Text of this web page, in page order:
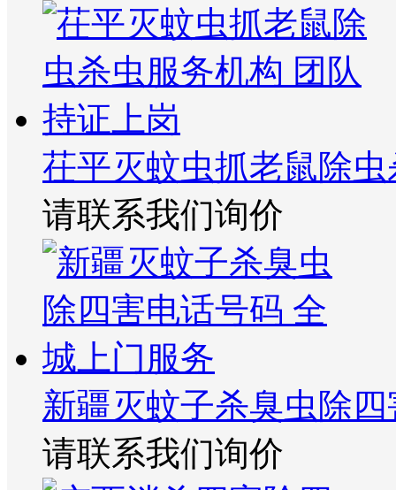
茌平灭蚊虫抓老鼠除
请联系我们询价
新疆灭蚊子杀臭虫除
请联系我们询价